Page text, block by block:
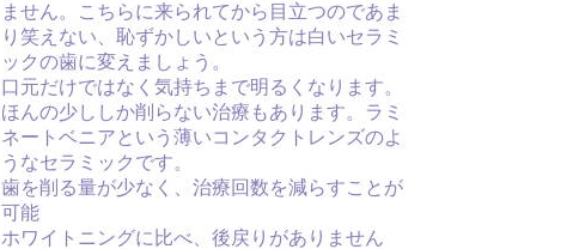
ません。こちらに来られてから目立つのであま
り笑えない、恥ずかしいという方は白いセラミ
ックの歯に変えましょう。
口元だけではなく気持ちまで明るくなります。
ほんの少ししか削らない治療もあります。ラミ
ネートベニアという薄いコンタクトレンズのよ
うなセラミックです。
歯を削る量が少なく、治療回数を減らすことが
可能
ホワイトニングに比べ、後戻りがありません